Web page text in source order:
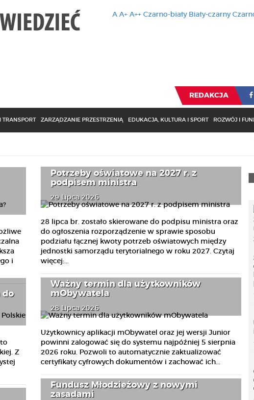
A A+ A++ Czarno-biały Biały-czarny
REDAKCJA
TRANSPORT ZARZĄDZANIE PRZESTRZENIĄ EDUKACJA, KULTURA I SPORT ROZWÓJ I
i
Potrzeby oświatowe na 2027 r. z
podpisem ministra
29 Lipca 2026
28 lipca br. zostało skierowane do podpisu ministra oraz
do ogłoszenia rozporządzenie w sprawie sposobu
podziału łącznej kwoty potrzeb oświatowych między
jednostki samorządu terytorialnego w roku 2027. Czytaj
więcej:...
do
Z
Ważny termin dla użytkowników
mObywatela
28 Lipca 2026
Użytkownicy aplikacji mObywatel oraz jej wersji Junior
powinni zalogować się do systemu najpóźniej 5 sierpnia
2026 roku. Pozwoli to automatycznie zaktualizować
certyfikaty cyfrowych dokumentów i zachować ich...
Fundusz Młodzieżowy z nowymi
zasadami